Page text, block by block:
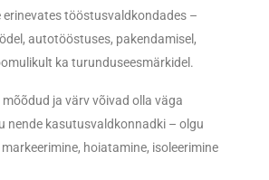
erinevates tööstusvaldkondades –
autotööstuses, pakendamisel,
ka turunduseesmärkidel.
ja värv võivad olla väga
nende kasutusvaldkonnadki – olgu
hoiatamine, isoleerimine